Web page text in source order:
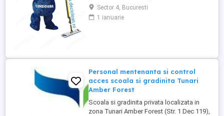
curatenie. Compania noastra asigura
servicii de curatenie in aproape toate
orasele mari din România. Cautam: - Sef
Sector 4, Bucuresti
1 ianuarie
Personal mentenanta si control
acces scoala si gradinita Tunari
Amber Forest
Scoala si gradinita privata localizata in
zona Tunari Amber Forest (Str. 1 Dec 119),